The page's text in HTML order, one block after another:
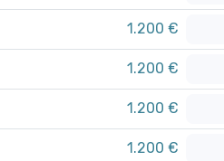
1.200 €
1.200 €
1.200 €
1.200 €